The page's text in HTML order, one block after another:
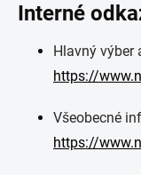
Interné
Hlavný výber
https://
Všeobecné
https://